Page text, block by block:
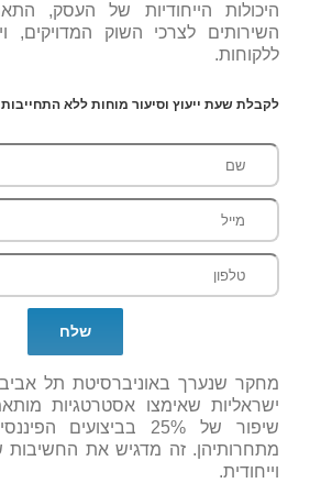
היכולות הייחודיות של העסק,
השירותים לצרכי השוק המדויקים,
ללקוחות.
לקבלת שעת ייעוץ וסיעור מוחות ללא
מחקר שנערך באוניברסיטת תל
ישראליות שאימצו אסטרטגיות
שיפור של 25%
מתחרותיהן. זה מדגיש את
וייחודית.